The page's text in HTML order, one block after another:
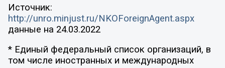
Источник:
http://unro.minjust.ru/NKOForeignAgent.aspx
данные на 24.03.2022
* Единый федеральный список организаций, в
том числе иностранных и международных